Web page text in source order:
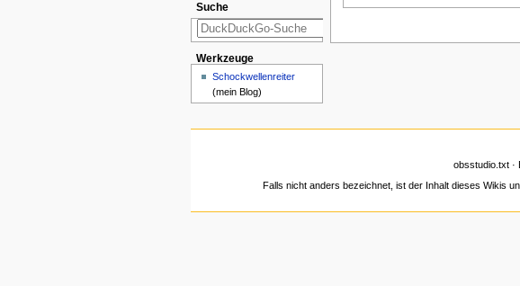
Suche
Werkzeuge
Schockwellenreiter
(mein Blog)
obsstudio.txt ·
Falls nicht anders bezeichnet, ist der Inhalt dieses Wikis